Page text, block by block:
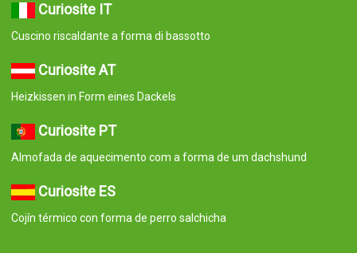
Curiosite IT
Cuscino riscaldante a forma di bassotto
Curiosite AT
Heizkissen in Form eines Dackels
Curiosite PT
Almofada de aquecimento com a forma de um dachshund
Curiosite ES
Cojín térmico con forma de perro salchicha